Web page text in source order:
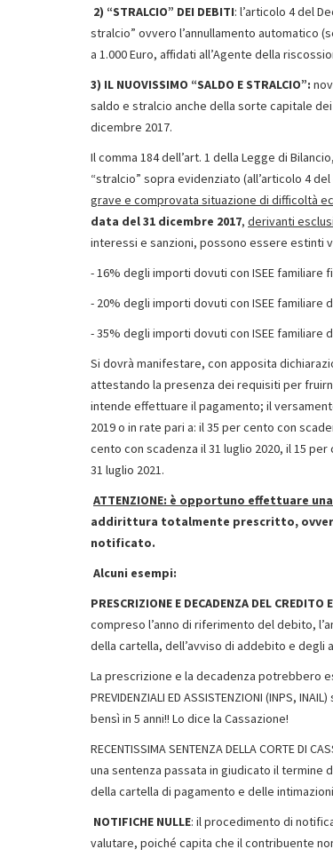
2) “STRALCIO” DEI DEBITI: l’articolo 4 del
stralcio” ovvero l’annullamento automatico
a 1.000 Euro, affidati all’Agente della
3) IL NUOVISSIMO “SALDO E STRALCIO”:
saldo e stralcio anche della sorte capitale
dicembre 2017.
Il comma 184 dell’art. 1 della Legge di
“stralcio” sopra evidenziato (all’articolo 4
grave e comprovata situazione di difficoltà
data del 31 dicembre 2017, derivanti
interessi e sanzioni, possono essere estinti
- 16% degli importi dovuti con ISEE familiare
- 20% degli importi dovuti con ISEE familiare
- 35% degli importi dovuti con ISEE familiare
Si dovrà manifestare, con apposita
attestando la presenza dei requisiti per
intende effettuare il pagamento; il
2019 o in rate pari a: il 35 per cento con
cento con scadenza il 31 luglio 2020, il 15
31 luglio 2021.
ATTENZIONE: è opportuno effettuare
addirittura totalmente prescritto,
notificato.
Alcuni esempi:
PRESCRIZIONE E DECADENZA DEL CREDITO
compreso l’anno di riferimento del debito,
della cartella, dell’avviso di addebito e degli
La prescrizione e la decadenza potrebbero
PREVIDENZIALI ED ASSISTENZIONI (INPS,
bensì in 5 anni!! Lo dice la Cassazione!
RECENTISSIMA SENTENZA DELLA CORTE
una sentenza passata in giudicato il termine
della cartella di pagamento e delle
NOTIFICHE NULLE: il procedimento di
valutare, poiché capita che il contribuente